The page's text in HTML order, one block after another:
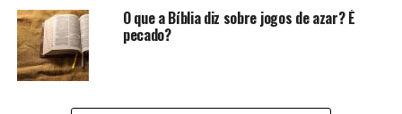
O que a Bíblia diz sobre jogos de azar? É
pecado?